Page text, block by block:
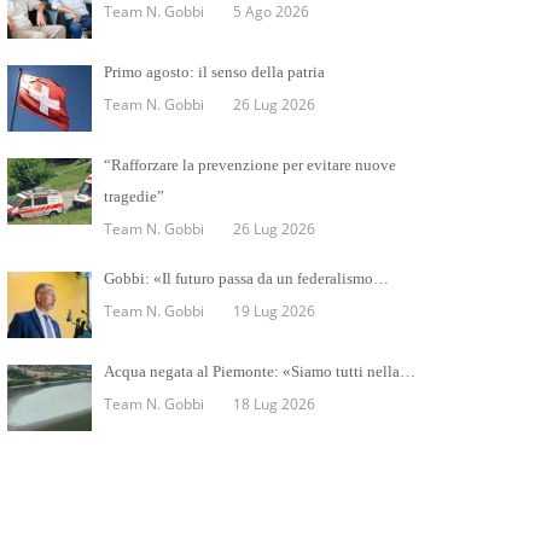
Team N. Gobbi 5 Ago 2026
Primo agosto: il senso della patria
Team N. Gobbi 26 Lug 2026
“Rafforzare la prevenzione per evitare nuove
tragedie”
Team N. Gobbi 26 Lug 2026
Gobbi: «Il futuro passa da un federalismo…
Team N. Gobbi 19 Lug 2026
Acqua negata al Piemonte: «Siamo tutti nella…
Team N. Gobbi 18 Lug 2026